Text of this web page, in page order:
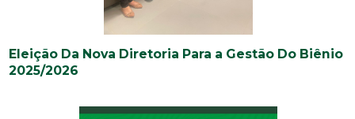
Eleição Da Nova Diretoria Para a Gestão Do Biênio
2025/2026